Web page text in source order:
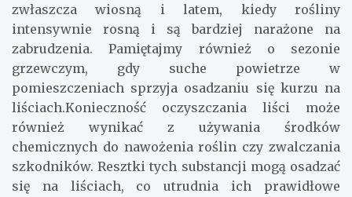
zwłaszcza wiosną i latem, kiedy rośliny
intensywnie rosną i są bardziej narażone na
zabrudzenia. Pamiętajmy również o sezonie
grzewczym, gdy suche powietrze w
pomieszczeniach sprzyja osadzaniu się kurzu na
liściach.Konieczność oczyszczania liści może
również wynikać z używania środków
chemicznych do nawożenia roślin czy zwalczania
szkodników. Resztki tych substancji mogą osadzać
się na liściach, co utrudnia ich prawidłowe